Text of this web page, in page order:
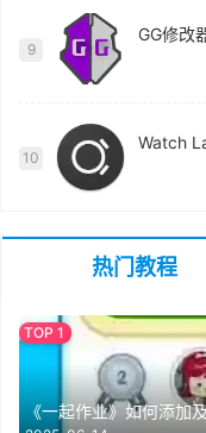
9
GG修改
10
Watch
热门教程
《一起作业》如何添加